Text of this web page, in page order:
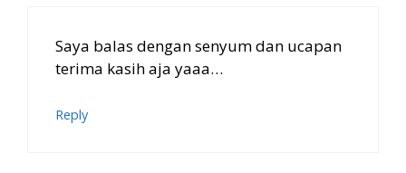
Saya balas dengan senyum dan ucapan
terima kasih aja yaaa…
Reply